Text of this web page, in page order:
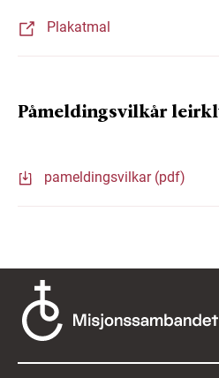
Plakatmal
Påmeldingsvilkår
pameldingsvilkar (pdf)